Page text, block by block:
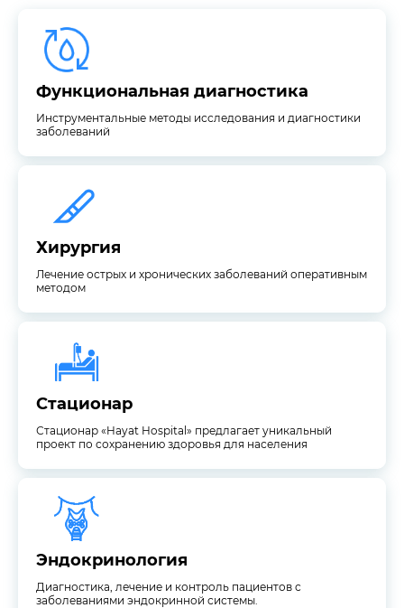
Функциональная диагностика
Инструментальные методы исследования и диагностики
заболеваний
Функциональная диагностика
Инструментальные методы исследования и диагностики
заболеваний
Хирургия
Лечение острых и хронических заболеваний оперативным
методом
Лечение острых и хронических заболеваний оперативным
методом
Стационар
Стационар «Hayat Hospital» предлагает уникальный
проект по сохранению здоровья для населения
Стационар
Стационар «Hayat Hospital» предлагает уникальный
проект по сохранению здоровья для населения
Эндокринология
Диагностика, лечение и контроль пациентов с
заболеваниями эндокринной системы.
Эндокринология
Диагностика, лечение и контроль пациентов с
заболеваниями эндокринной системы.